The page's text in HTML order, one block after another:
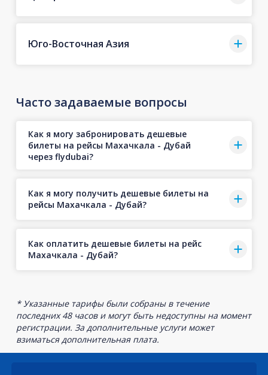
Юго-Восточная Азия
Часто задаваемые вопросы
Как я могу забронировать дешевые
билеты на рейсы Махачкала - Дубай
через flydubai?
Как я могу получить дешевые билеты на
рейсы Махачкала - Дубай?
Как оплатить дешевые билеты на рейс
Махачкала - Дубай?
* Указанные тарифы были собраны в течение
последних 48 часов и могут быть недоступны на момент
регистрации. За дополнительные услуги может
взиматься дополнительная плата.